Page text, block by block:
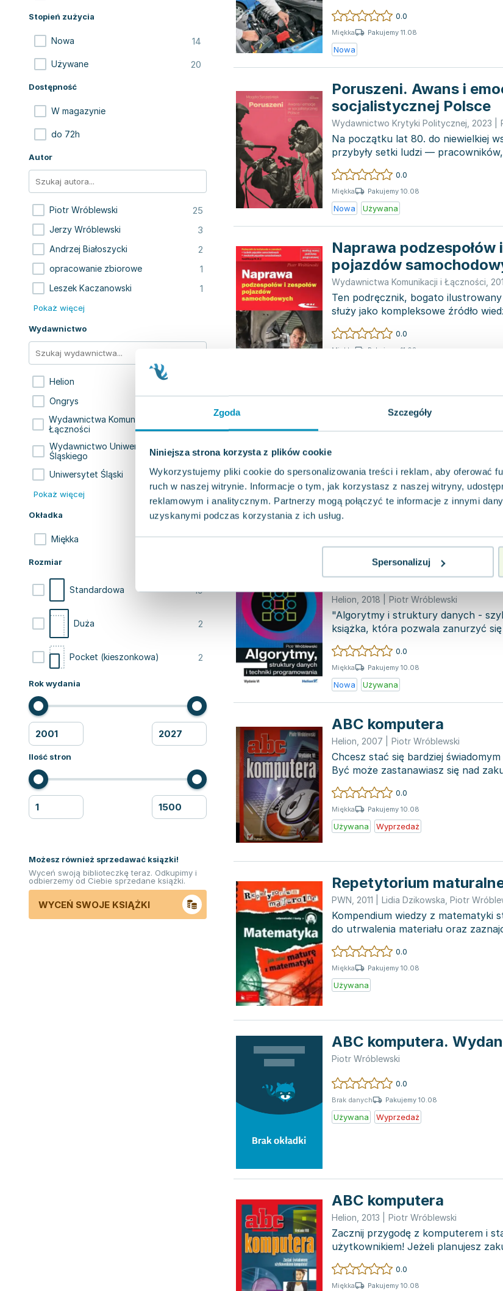
Zgoda Szczegóły
Niniejsza strona korzysta z plików cookie
Wykorzystujemy pliki cookie do spersonalizowania treści i reklam, aby oferować
ruch w naszej witrynie. Informacje o tym, jak korzystasz z naszej witryny,
reklamowym i analitycznym. Partnerzy mogą połączyć te informacje z innymi
uzyskanymi podczas korzystania z ich usług.
Spersonalizuj
Stopień zużycia
Nowa 14
Używane 20
Dostępność
W magazynie
do 72h
Autor
Piotr Wróblewski 25
Jerzy Wróblewski 3
Andrzej Białoszycki 2
opracowanie zbiorowe 1
Leszek Kaczanowski 1
Pokaż więcej
Wydawnictwo
Helion
Ongrys
Wydawnictwa Komunikacji i
Łączności
Wydawnictwo Uniwersytetu
Śląskiego
1
Uniwersytet Śląski 1
Pokaż więcej
Okładka
Miękka 24
Rozmiar
Standardowa 19
Duża 2
Pocket (kieszonkowa) 2
Rok wydania
Ilość stron
Możesz również sprzedawać ksiązki!
Wyceń swoją biblioteczkę teraz. Odkupimy i
odbierzemy od Ciebie sprzedane książki.
WYCEŃ SWOJE KSIĄŻKI
przeniesienia n...
0.0
Miękka Pakujemy 11.08
Nowa
Poruszeni. Awans i
socjalistycznej Polsce
Wydawnictwo Krytyki Politycznej 2023
Na początku lat 80. do niewielkiej
przybyły setki ludzi —
którzy szu...
0.0
Miękka Pakujemy 10.08
Nowa Używana
Naprawa podzespołów
pojazdów
Wydawnictwa Komunikacji i Łączności
Ten podręcznik, bogato
służy jako kompleksowe źródło
mechanicznych ko...
0.0
Miękka Pakujemy 11.08
Społeczeństwo sport
Ogólnopolskiego Zjaz...
0.0
Miękka Pakujemy 11.08
Nowa
Algorytmy, struktury
programowania
Helion 2018 Piotr Wróblewski
"Algorytmy i struktury danych -
książka, która pozwala zanurzyć
algorytmów i...
0.0
Miękka Pakujemy 10.08
Nowa Używana
ABC komputera
Helion 2007 Piotr Wróblewski
Chcesz stać się bardziej
Być może zastanawiasz się nad
już je mas...
0.0
Miękka Pakujemy 10.08
Używana Wyprzedaż
PWN 2011 Lidia Dzikowska Piotr
Kompendium wiedzy z matematyki
do utrwalenia materiału oraz
matural...
0.0
Miękka Pakujemy 10.08
Używana
ABC komputera.
Piotr Wróblewski
0.0
Brak danych Pakujemy 10.08
Używana Wyprzedaż
ABC komputera
Helion 2013 Piotr Wróblewski
Zacznij przygodę z komputerem i
użytkownikiem! Jeżeli planujesz
posiadasz ten sprzęt, a...
0.0
Miękka Pakujemy 10.08